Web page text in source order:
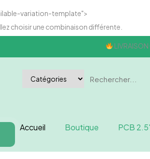
variation-template">
choisir une combinaison différente.
Accueil Boutique PCB